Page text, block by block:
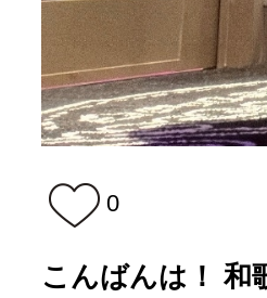
0
こんばんは！ 和